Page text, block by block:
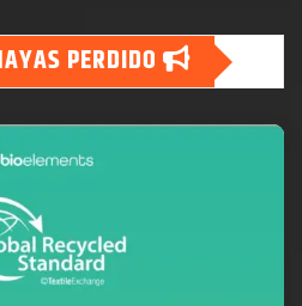
PERDIDO